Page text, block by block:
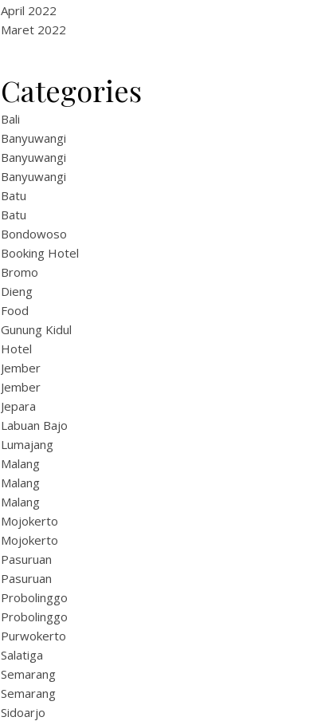
April 2022
Maret 2022
Categories
Bali
Banyuwangi
Banyuwangi
Banyuwangi
Batu
Batu
Bondowoso
Booking Hotel
Bromo
Dieng
Food
Gunung Kidul
Hotel
Jember
Jember
Jepara
Labuan Bajo
Lumajang
Malang
Malang
Malang
Mojokerto
Mojokerto
Pasuruan
Pasuruan
Probolinggo
Probolinggo
Purwokerto
Salatiga
Semarang
Semarang
Sidoarjo